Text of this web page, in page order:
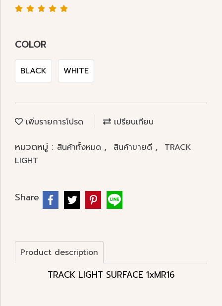
COLOR
BLACK WHITE
เพิ่มรายการโปรด เปรียบเทียบ
หมวดหมู่ : สินค้าทั้งหมด , สินค้าขายดี ,
TRACK
LIGHT
Share
Product description
TRACK LIGHT SURFACE 1xMR16